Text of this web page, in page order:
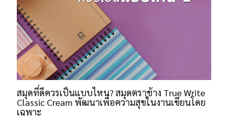
สมุดที่ดีควรเป็นแบบไหน? สมุดตราช้าง True Write
Classic Cream พัฒนาเพื่อความสุขในงานเขียนโดย
เฉพาะ